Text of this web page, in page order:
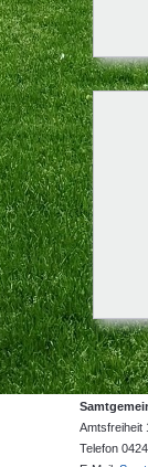
Amtsfreiheit
Telefon